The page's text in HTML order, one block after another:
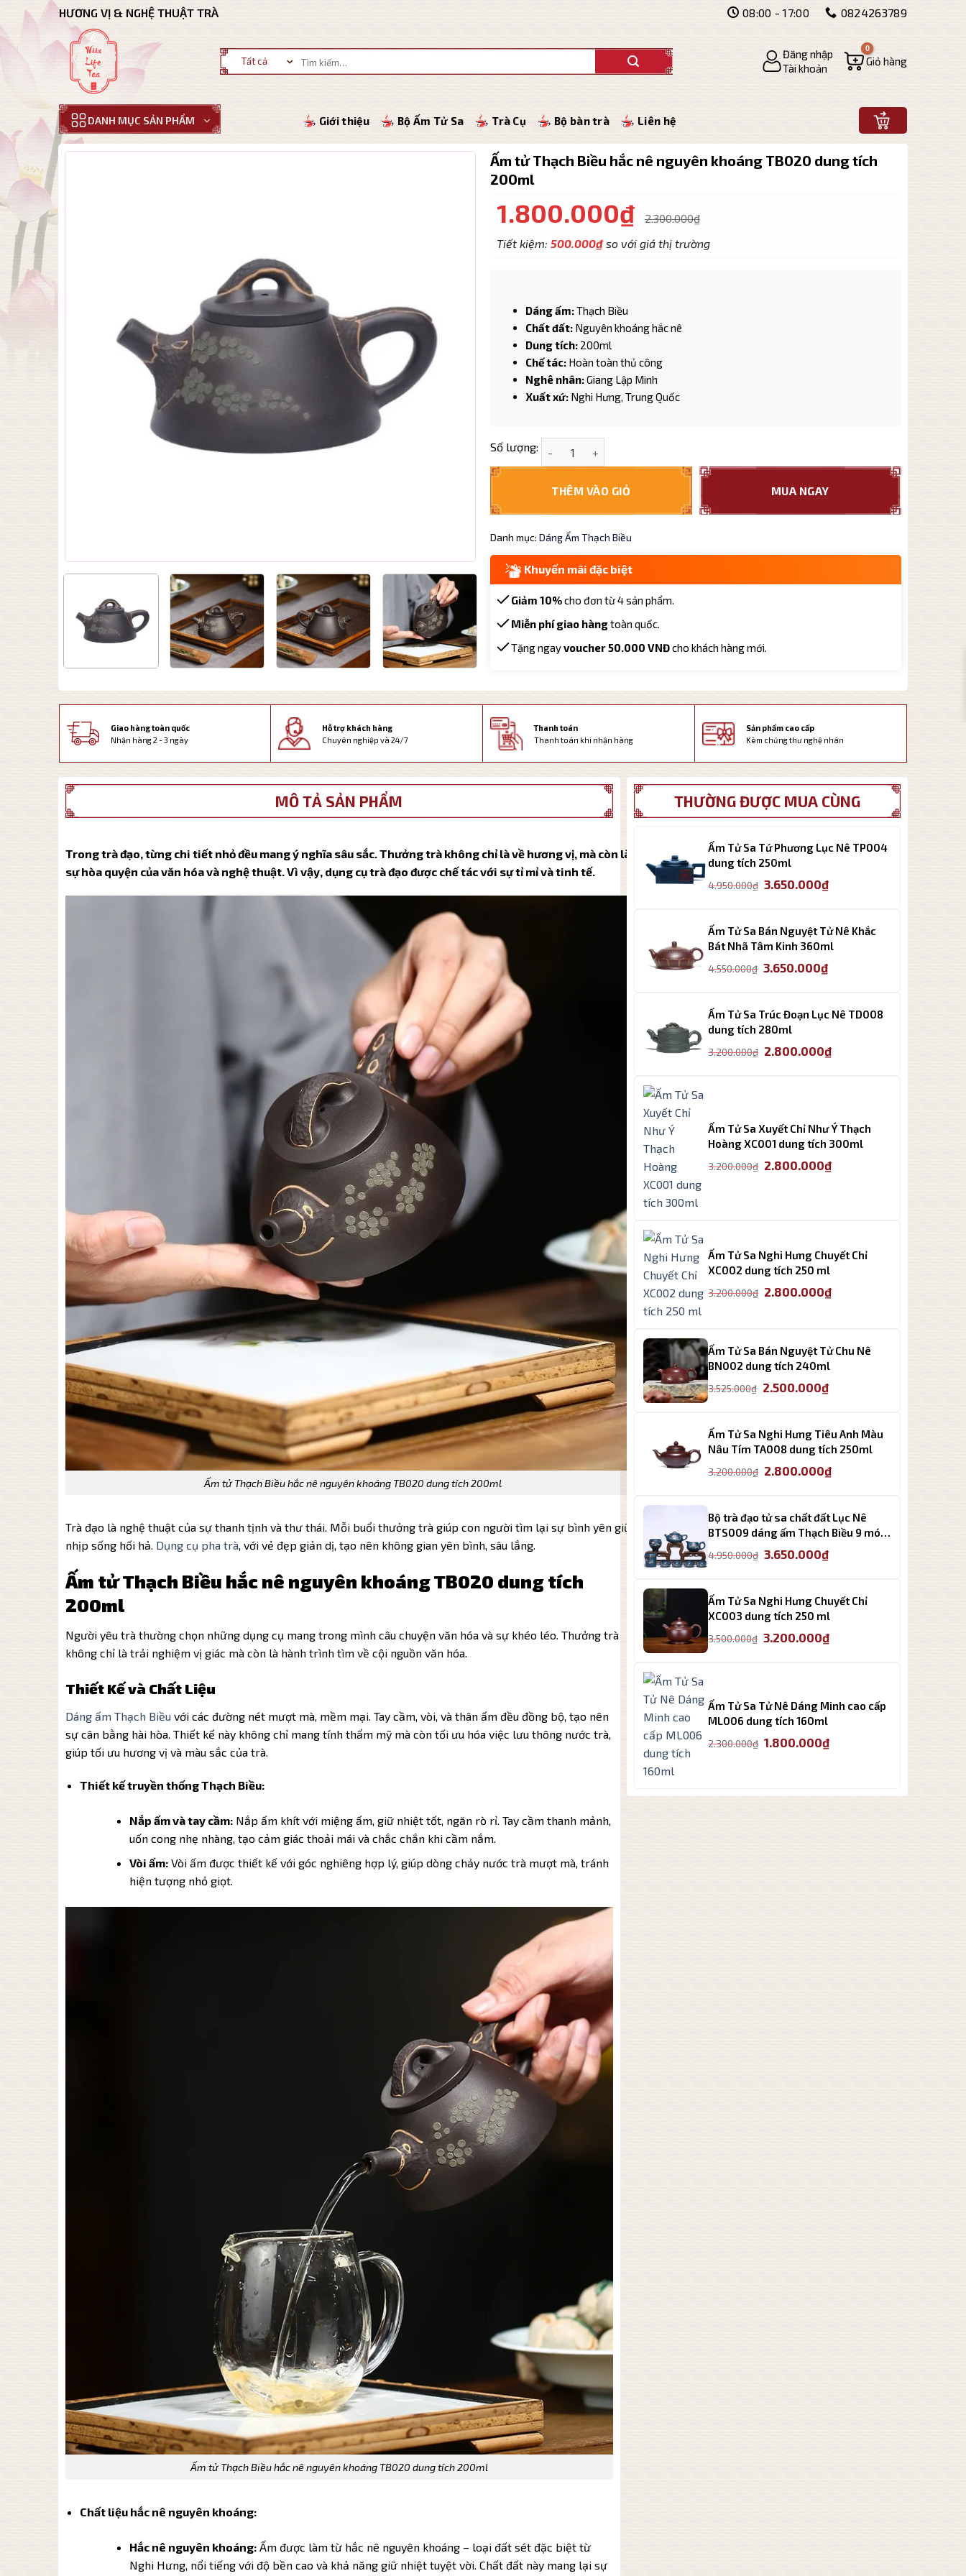
qua
nội
HƯƠNG VỊ & NGHỆ THUẬT TRÀ 08:00 - 17:00 0824263789
kiếm:
Đăng nhập
Tài khoản
Giỏ hàng
DANH MỤC SẢN PHẨM Giới thiệu Bộ Ấm Tử Sa Trà Cụ Bộ bàn trà Liên hệ
Ấm tử Thạch Biều hắc nê nguyên khoáng TB020 dung tích
200ml
1.800.000₫ 2.300.000₫
Tiết kiệm: 500.000₫so với giá thị trường
Dáng ấm:Thạch Biều
Chất đất: Nguyên khoáng hắc nê
Dung tích: 200ml
Chế tác: Hoàn toàn thủ công
Nghê nhân:Giang Lập Minh
Xuất xứ: Nghi Hưng, Trung Quốc
Số lượng:
THÊM VÀO GIỎ MUA NGAY
Danh mục: Dáng Ấm Thạch Biều
Khuyến mãi đặc biệt
Giảm 10%cho đơn từ 4 sản phẩm.
Miễn phí giao hàngtoàn quốc.
Tặng ngayvoucher 50.000 VNĐcho khách hàng mới.
Giao hàng toàn quốc
Nhận hàng 2 - 3 ngày
Hỗ trợ khách hàng
Chuyên nghiệp và 24/7
Thanh toán
Thanh toán khi nhận hàng
Sản phẩm cao cấp
Kèm chứng thư nghệ nhân
MÔ TẢ SẢN PHẨM
Trong trà đạo, từng chi tiết nhỏ đều mang ý nghĩa sâu sắc. Thưởng trà không chỉ là về hương vị, mà còn là
sự hòa quyện của văn hóa và nghệ thuật. Vì vậy, dụng cụ trà đạo được chế tác với sự tỉ mỉ và tinh tế.
Ấm tử Thạch Biều hắc nê nguyên khoáng TB020 dung tích 200ml
Trà đạo là nghệ thuật của sự thanh tịnh và thư thái. Mỗi buổi thưởng trà giúp con người tìm lại sự bình yên giữa
nhịp sống hối hả. Dụng cụ pha trà, với vẻ đẹp giản dị, tạo nên không gian yên bình, sâu lắng.
Ấm tử Thạch Biều hắc nê nguyên khoáng TB020 dung tích
200ml
Người yêu trà thường chọn những dụng cụ mang trong mình câu chuyện văn hóa và sự khéo léo. Thưởng trà
không chỉ là trải nghiệm vị giác mà còn là hành trình tìm về cội nguồn văn hóa.
Thiết Kế và Chất Liệu
Dáng ấm Thạch Biều với các đường nét mượt mà, mềm mại. Tay cầm, vòi, và thân ấm đều đồng bộ, tạo nên
sự cân bằng hài hòa. Thiết kế này không chỉ mang tính thẩm mỹ mà còn tối ưu hóa việc lưu thông nước trà,
giúp tối ưu hương vị và màu sắc của trà.
Thiết kế truyền thống Thạch Biều:
Nắp ấm và tay cầm: Nắp ấm khít với miệng ấm, giữ nhiệt tốt, ngăn rò rỉ. Tay cầm thanh mảnh,
uốn cong nhẹ nhàng, tạo cảm giác thoải mái và chắc chắn khi cầm nắm.
Vòi ấm: Vòi ấm được thiết kế với góc nghiêng hợp lý, giúp dòng chảy nước trà mượt mà, tránh
hiện tượng nhỏ giọt.
Ấm tử Thạch Biều hắc nê nguyên khoáng TB020 dung tích 200ml
Chất liệu hắc nê nguyên khoáng:
Hắc nê nguyên khoáng: Ấm được làm từ hắc nê nguyên khoáng – loại đất sét đặc biệt từ
Nghi Hưng, nổi tiếng với độ bền cao và khả năng giữ nhiệt tuyệt vời. Chất đất này mang lại sự
THƯỜNG ĐƯỢC MUA CÙNG
Ấm Tử Sa Tứ Phương Lục Nê TP004
dung tích 250ml
4.950.000₫ Giá
4.950.000₫.
3.650.000₫Giá
là:
3.650.000₫.
Ấm Tử Sa Bán Nguyệt Tử Nê Khắc
Bát Nhã Tâm Kinh 360ml
4.550.000₫ Giá
4.550.000₫.
3.650.000₫Giá
là:
Ấm Tử Sa Trúc Đoạn Lục Nê TD008
dung tích 280ml
3.200.000₫ Giá
2.800.000₫Giá
Ấm Tử Sa Xuyết Chỉ Như Ý Thạch
Hoàng XC001 dung tích 300ml
3.200.000₫ Giá
2.800.000₫Giá
Ấm Tử Sa Nghi Hưng Chuyết Chỉ
XC002 dung tích 250 ml
3.200.000₫ Giá
2.800.000₫Giá
2.800.000₫.
Ấm Tử Sa Bán Nguyệt Tử Chu Nê
BN002 dung tích 240ml
3.525.000₫ Giá
3.525.000₫.
2.500.000₫Giá
là:
2.500.000₫.
Ấm Tử Sa Nghi Hưng Tiêu Anh Màu
Nâu Tím TA008 dung tích 250ml
3.200.000₫ Giá
3.200.000₫.
2.800.000₫Giá
là:
2.800.000₫.
Bộ trà đạo tử sa chất đất Lục Nê
BTS009 dáng ấm Thạch Biều 9 món
4.950.000₫ Giá
4.950.000₫.
3.650.000₫Giá
là:
3.650.000₫.
Ấm Tử Sa Nghi Hưng Chuyết Chỉ
XC003 dung tích 250 ml
3.500.000₫ Giá
3.200.000₫Giá
3.200.000₫.
Ấm Tử Sa Tử Nê Dáng Minh cao cấp
ML006 dung tích 160ml
2.300.000₫ Giá
1.800.000₫Giá